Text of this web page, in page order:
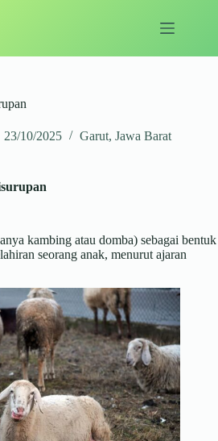
23/10/2025 Garut, Jawa Barat
kambing atau domba) sebagai bentuk
seorang anak, menurut ajaran